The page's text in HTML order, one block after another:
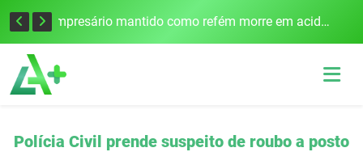
Edital para construção de ponte entre Itapiranga e Barra do Guarita deve ser lançado no segundo semestre Empresário mantido como refém morre em acidente após assalto em Cerro Largo
Polícia Civil prende suspeito de roubo a posto